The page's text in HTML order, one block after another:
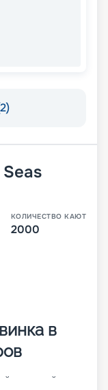
КОЛИЧЕСТВО КАЮТ
2000
в
и самый